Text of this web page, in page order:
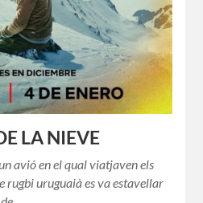
LA NIEVE
avió en el qual viatjaven els
rugbi uruguaià es va estavellar